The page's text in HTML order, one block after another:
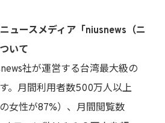
ュースメディア「niusnews（ニ
いて
社が運営する台湾最大級の
。月間利用者数500万人以上
の女性が87%）、月間閲覧数